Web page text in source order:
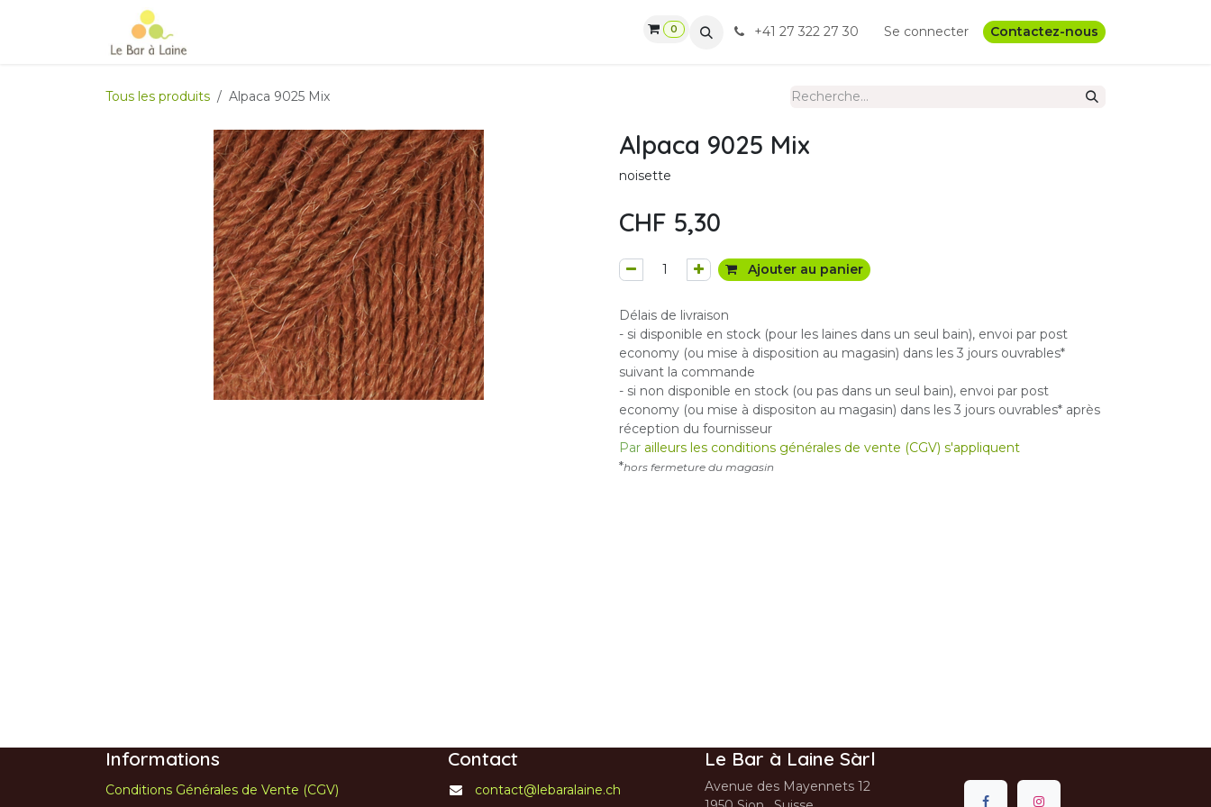
Se rendre au contenu
CGV 0 +41 27 322 27 30 Se connecter Contactez-nous
Tous les produits Alpaca 9025 Mix
Alpaca 9025 Mix
noisette
CHF 5,30
Ajouter au panier
Délais de livraison
- si disponible en stock (pour les laines dans un seul bain), envoi par post
economy (ou mise à disposition au magasin) dans les 3 jours ouvrables*
suivant la commande
- si non disponible en stock (ou pas dans un seul bain), envoi par post
economy (ou mise à dispositon au magasin) dans les 3 jours ouvrables* après
réception du fournisseur
Par ailleurs les conditions générales de vente (CGV) s'appliquent
*hors fermeture du magasin
Informations
Conditions Générales de Vente (CGV)
Contact
contact@lebaralaine.ch
Le Bar à Laine Sàrl
Avenue des Mayennets 12